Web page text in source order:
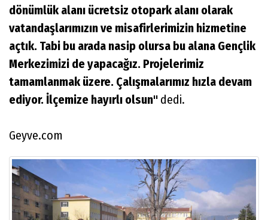
dönümlük alanı ücretsiz otopark alanı olarak
vatandaşlarımızın ve misafirlerimizin hizmetine
açtık. Tabi bu arada nasip olursa bu alana Gençlik
Merkezimizi de yapacağız. Projelerimiz
tamamlanmak üzere. Çalışmalarımız hızla devam
ediyor. İlçemize hayırlı olsun" dedi.
Geyve.com